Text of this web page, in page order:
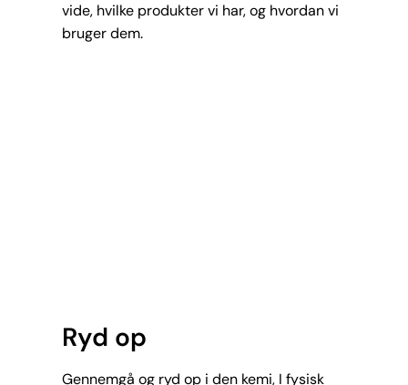
vide, hvilke produkter vi har, og hvordan vi
bruger dem.
Ryd op
Gennemgå og ryd op i den kemi, I fysisk